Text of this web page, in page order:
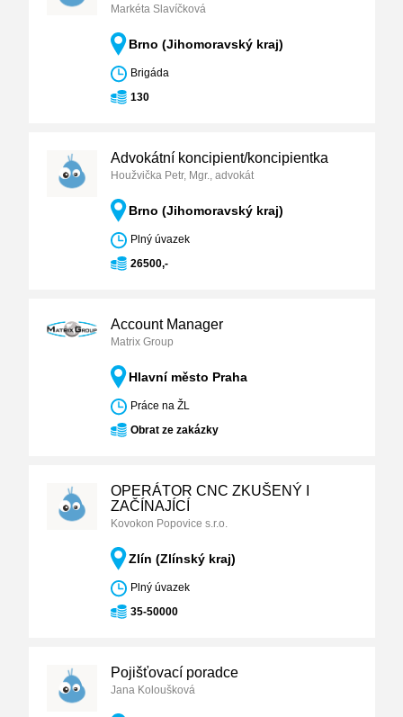
Markéta Slavíčková
Brno (Jihomoravský kraj)
Brigáda
130
Advokátní koncipient/koncipientka
Houžvička Petr, Mgr., advokát
Brno (Jihomoravský kraj)
Plný úvazek
26500,-
Account Manager
Matrix Group
Hlavní město Praha
Práce na ŽL
Obrat ze zakázky
OPERÁTOR CNC ZKUŠENÝ I
ZAČÍNAJÍCÍ
Kovokon Popovice s.r.o.
Zlín (Zlínský kraj)
Plný úvazek
35-50000
Pojišťovací poradce
Jana Koloušková